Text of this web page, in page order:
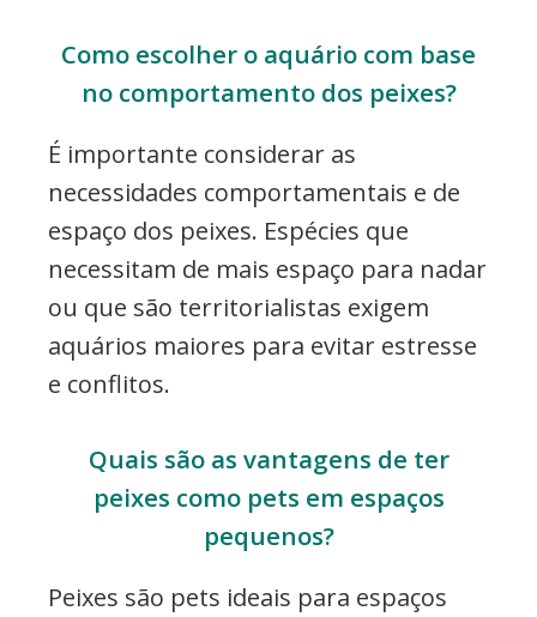
Como escolher o aquário com base
no comportamento dos peixes?
É importante considerar as
necessidades comportamentais e de
espaço dos peixes. Espécies que
necessitam de mais espaço para nadar
ou que são territorialistas exigem
aquários maiores para evitar estresse
e conflitos.
Quais são as vantagens de ter
peixes como pets em espaços
pequenos?
Peixes são pets ideais para espaços